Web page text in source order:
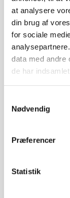
at analysere
din brug af
for sociale
data med andre
de har
Nødvendig
Præferencer
Statistik